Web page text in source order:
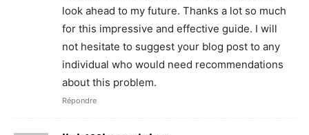
look ahead to my future. Thanks a lot so much
for this impressive and effective guide. I will
not hesitate to suggest your blog post to any
individual who would need recommendations
about this problem.
Répondre